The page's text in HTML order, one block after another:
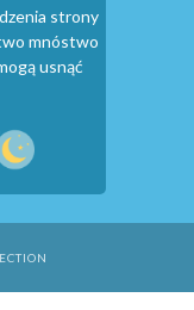
strony
mnóstwo
usnąć